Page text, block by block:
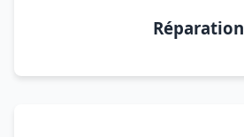
Réparation